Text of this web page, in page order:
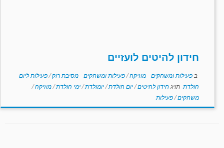
חידון להיטים לועזיים
ב פעילות ומשחקים - מוזיקה/פעילות ומשחקים - מסיבת רוק/פעילות ליום
הולדת תויגחידון להיטים/יום הולדת/יומולדת/ימי הולדת/מוזיקה/
משחקים/פעילות